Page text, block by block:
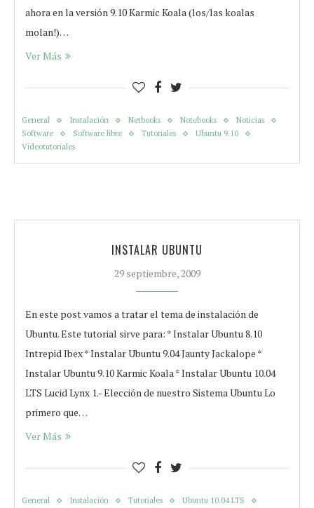
ahora en la versión 9.10 Karmic Koala (los/las koalas
molan!)…
Ver Más
General Instalación Netbooks Notebooks
Noticias
Software
Software libre Tutoriales
Ubuntu 9.10
Videotutoriales
INSTALAR UBUNTU
29 septiembre, 2009
En este post vamos a tratar el tema de instalación de
Ubuntu. Este tutorial sirve para: * Instalar Ubuntu 8.10
Intrepid Ibex * Instalar Ubuntu 9.04 Jaunty Jackalope *
Instalar Ubuntu 9.10 Karmic Koala * Instalar Ubuntu 10.04
LTS Lucid Lynx 1.- Elección de nuestro Sistema Ubuntu Lo
primero que…
Ver Más
General Instalación Tutoriales
Ubuntu 10.04 LTS